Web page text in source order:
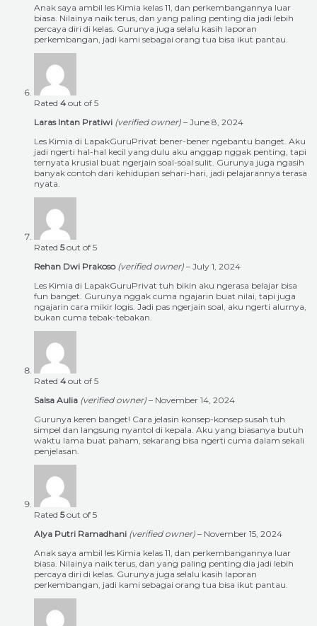
Anak saya ambil les Kimia kelas 11, dan perkembangannya luar
biasa. Nilainya naik terus, dan yang paling penting dia jadi lebih
percaya diri di kelas. Gurunya juga selalu kasih laporan
perkembangan, jadi kami sebagai orang tua bisa ikut pantau.
Rated 4 out of 5
Laras Intan Pratiwi (verified owner) – June 8, 2024
Les Kimia di LapakGuruPrivat bener-bener ngebantu banget. Aku
jadi ngerti hal-hal kecil yang dulu aku anggap nggak penting, tapi
ternyata krusial buat ngerjain soal-soal sulit. Gurunya juga ngasih
banyak contoh dari kehidupan sehari-hari, jadi pelajarannya terasa
nyata.
Rated 5out of 5
Rehan Dwi Prakoso (verified owner) – July 1, 2024
Les Kimia di LapakGuruPrivat tuh bikin aku ngerasa belajar bisa
fun banget. Gurunya nggak cuma ngajarin buat nilai, tapi juga
ngajarin cara mikir logis. Jadi pas ngerjain soal, aku ngerti alurnya,
bukan cuma tebak-tebakan.
Rated 4 out of 5
Salsa Aulia (verified owner) – November 14, 2024
Gurunya keren banget! Cara jelasin konsep-konsep susah tuh
simpel dan langsung nyantol di kepala. Aku yang biasanya butuh
waktu lama buat paham, sekarang bisa ngerti cuma dalam sekali
penjelasan.
Rated 5out of 5
Alya Putri Ramadhani (verified owner) – November 15, 2024
Anak saya ambil les Kimia kelas 11, dan perkembangannya luar
biasa. Nilainya naik terus, dan yang paling penting dia jadi lebih
percaya diri di kelas. Gurunya juga selalu kasih laporan
perkembangan, jadi kami sebagai orang tua bisa ikut pantau.